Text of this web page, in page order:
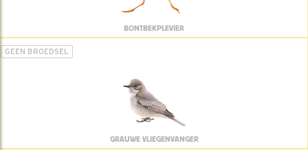
BONTBEKPLEVIER
GEEN BROEDSEL
GRAUWE VLIEGENVANGER